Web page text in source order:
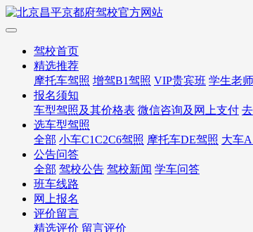
驾校首页
精选推荐
摩托车驾照 增驾B1驾照 VIP贵宾班 学生老
报名须知
车型驾照及其价格表 微信咨询及网上支付
选车型驾照
全部 小车C1C2C6驾照 摩托车DE驾照 大车
公告问答
全部 驾校公告 驾校新闻 学车问答
班车线路
网上报名
评价留言
精选评价 留言评价